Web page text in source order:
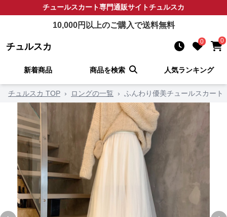
チュールスカート専門通販サイトチュルスカ
10,000円以上のご購入で送料無料
チュルスカ 0 0
新着商品 商品を検索 人気ランキング
チュルスカ TOP › ロングの一覧 › ふんわり優美チュールスカート